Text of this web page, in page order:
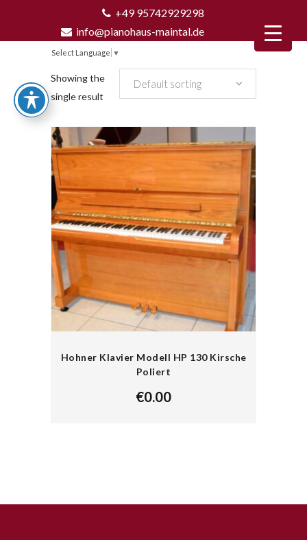
+49 95742929298
info@pianohaus-maintal.de
Select Language ▼
Showing the
single result
Default sorting
Hohner Klavier Modell HP 130 Kirsche
Poliert
€0.00